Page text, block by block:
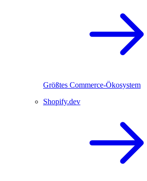
Größtes Commerce-Ökosystem
Shopify.dev